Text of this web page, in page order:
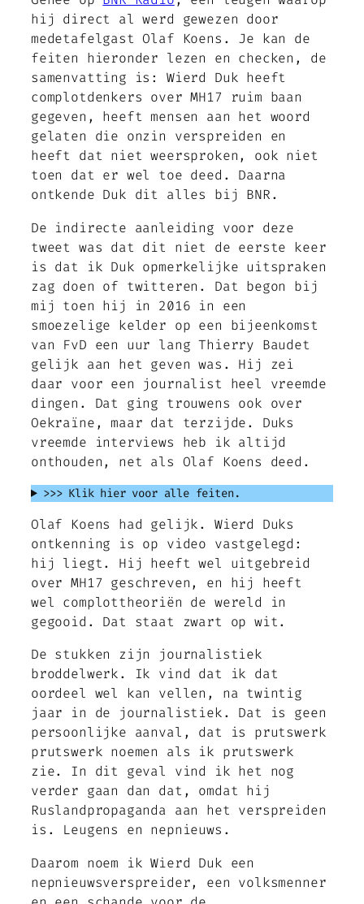
hij direct al werd gewezen door
medetafelgast Olaf Koens. Je kan de
feiten hieronder lezen en checken, de
samenvatting is: Wierd Duk heeft
complotdenkers over MH17 ruim baan
gegeven, heeft mensen aan het woord
gelaten die onzin verspreiden en
heeft dat niet weersproken, ook niet
toen dat er wel toe deed. Daarna
ontkende Duk dit alles bij BNR.
De indirecte aanleiding voor deze
tweet was dat dit niet de eerste keer
is dat ik Duk opmerkelijke uitspraken
zag doen of twitteren. Dat begon bij
mij toen hij in 2016 in een
smoezelige kelder op een bijeenkomst
van FvD een uur lang Thierry Baudet
gelijk aan het geven was. Hij zei
daar voor een journalist heel vreemde
dingen. Dat ging trouwens ook over
Oekraïne, maar dat terzijde. Duks
vreemde interviews heb ik altijd
onthouden, net als Olaf Koens deed.
>>> Klik hier voor alle feiten.
Olaf Koens had gelijk. Wierd Duks
ontkenning is op video vastgelegd:
hij liegt. Hij heeft wel uitgebreid
over MH17 geschreven, en hij heeft
wel complottheoriën de wereld in
gegooid. Dat staat zwart op wit.
De stukken zijn journalistiek
broddelwerk. Ik vind dat ik dat
oordeel wel kan vellen, na twintig
jaar in de journalistiek. Dat is geen
persoonlijke aanval, dat is prutswerk
prutswerk noemen als ik prutswerk
zie. In dit geval vind ik het nog
verder gaan dan dat, omdat hij
Ruslandpropaganda aan het verspreiden
is. Leugens en nepnieuws.
Daarom noem ik Wierd Duk een
nepnieuwsverspreider, een volksmenner